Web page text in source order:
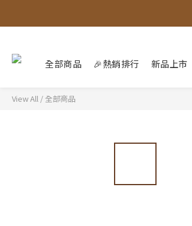
全部商品 🎉熱銷排行 新品上市
View All / 全部商品